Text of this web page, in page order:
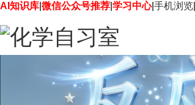
AI知识库 微信公众号推荐 学习中心|手机浏览